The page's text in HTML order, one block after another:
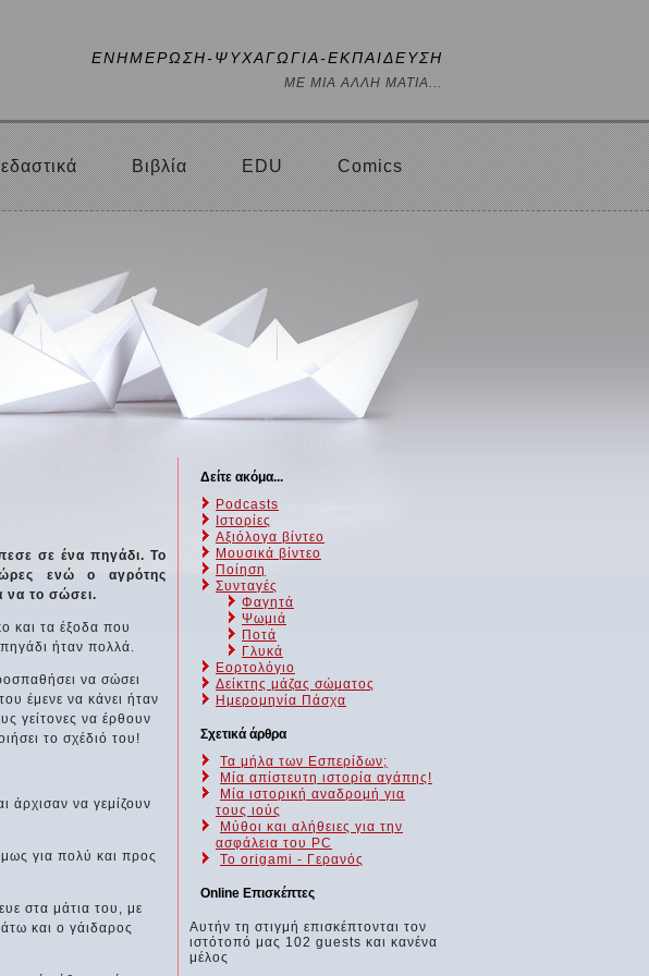
ΕΝΗΜΕΡΩΣΗ-ΨΥΧΑΓΩΓΙΑ-ΕΚΠΑΙΔΕΥΣΗ
ΜΕ ΜΙΑ ΑΛΛΗ ΜΑΤΙΑ...
Βιβλία EDU Comics
σε ένα πηγάδι. Το
ενώ ο αγρότης
να το σώσει.
και τα έξοδα που
ήταν πολλά.
να σώσει
έμενε να κάνει ήταν
γείτονες να έρθουν
το σχέδιό του!
άρχισαν να γεμίζουν
για πολύ και προς
στα μάτια του, με
και ο γάιδαρος
Δείτε ακόμα...
Podcasts
Ιστορίες
Αξιόλογα βίντεο
Μουσικά βίντεο
Ποίηση
Συνταγές
Φαγητά
Ψωμιά
Ποτά
Γλυκά
Εορτολόγιο
Δείκτης μάζας σώματος
Ημερομηνία Πάσχα
Σχετικά άρθρα
Τα μήλα των Εσπερίδων;
Μία απίστευτη ιστορία αγάπης!
Μία ιστορική αναδρομή για
τους ιούς
Μύθοι και αλήθειες για την
ασφάλεια του PC
Το origami - Γερανός
Online Επισκέπτες
Αυτήν τη στιγμή επισκέπτονται τον
ιστότοπό μας 102 guests και κανένα
μέλος